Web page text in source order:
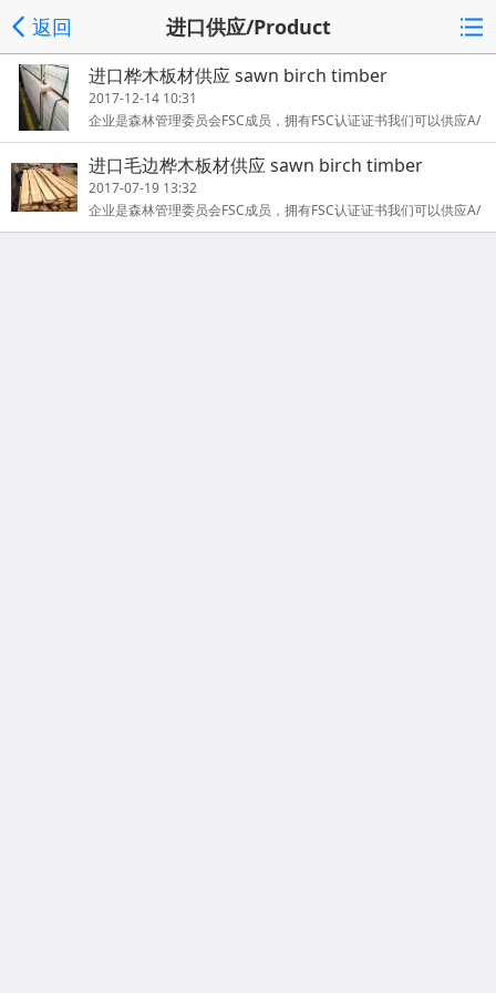
返回 进口供应/Product
进口桦木板材供应 sawn birch timber
2017-12-14 10:31
企业是森林管理委员会FSC成员，拥有FSC认证证书我们可以供应A/
AB/ABC 级木材产品可以运到世界任何地方所有出口资质均有蒸熏
证书
进口毛边桦木板材供应 sawn birch timber
2017-07-19 13:32
企业是森林管理委员会FSC成员，拥有FSC认证证书我们可以供应A/
AB/ABC 级木材产品可以运到世界任何地方所有出口资质均有蒸熏